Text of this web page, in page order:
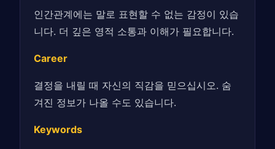
인간관계에는 말로 표현할 수 없는 감정이 있습
니다. 더 깊은 영적 소통과 이해가 필요합니다.
Career
결정을 내릴 때 자신의 직감을 믿으십시오. 숨
겨진 정보가 나올 수도 있습니다.
Keywords